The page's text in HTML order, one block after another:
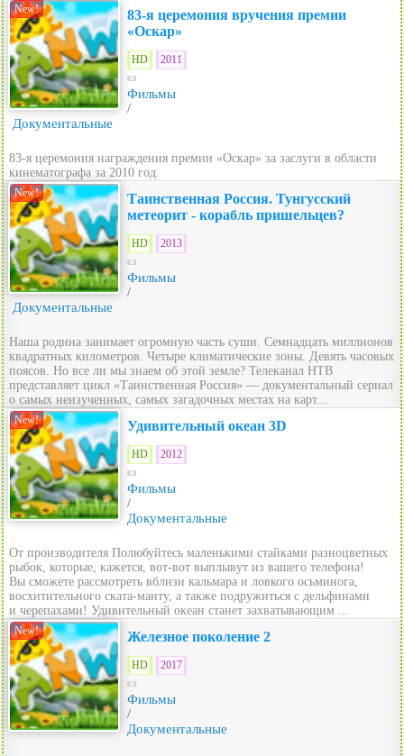
New!
83-я церемония вручения премии
«Оскар»
HD 2011
Фильмы
/
Документальные
83-я церемония награждения премии «Оскар» за заслуги в области
кинематографа за 2010 год.
New!
Таинственная Россия. Тунгусский
метеорит - корабль пришельцев?
HD 2013
Фильмы
/
Документальные
Наша родина занимает огромную часть суши. Семнадцать миллионов
квадратных километров. Четыре климатические зоны. Девять часовых
поясов. Но все ли мы знаем об этой земле? Телеканал НТВ
представляет цикл «Таинственная Россия» — документальный сериал
о самых неизученных, самых загадочных местах на карт...
New! Удивительный океан 3D
HD 2012
Фильмы
/
Документальные
От производителя Полюбуйтесь маленькими стайками разноцветных
рыбок, которые, кажется, вот-вот выплывут из вашего телефона!
Вы сможете рассмотреть вблизи кальмара и ловкого осьминога,
восхитительного ската-манту, а также подружиться с дельфинами
и черепахами! Удивительный океан станет захватывающим ...
New! Железное поколение 2
HD 2017
Фильмы
/
Документальные